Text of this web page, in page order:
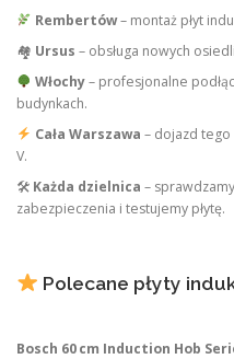
Rembertów– montaż płyt
🏘 Ursus – obsługa nowych
Włochy– profesjonalne
budynkach.
Cała Warszawa – dojazd tego
V.
🛠 Każda dzielnica –
zabezpieczenia i testujemy płytę.
Polecane płyty
Bosch 60 cm Induction Hob